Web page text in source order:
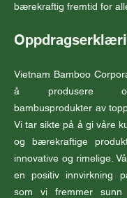
bærekraftig fremtid for
Vietnam Bamboo
å produsere
bambusprodukter av
Vi tar sikte på å gi våre
og bærekraftige
innovative og rimelige.
en positiv innvirkning
som vi fremmer sunn